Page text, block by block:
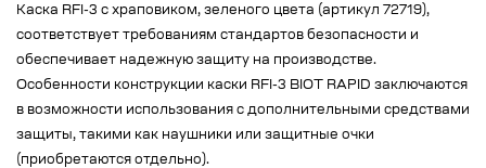
Каска RFI-3 с храповиком, зеленого цвета (артикул 72719),
соответствует требованиям стандартов безопасности и
обеспечивает надежную защиту на производстве.
Особенности конструкции каски RFI-3 BIOT RAPID заключаются
в возможности использования с дополнительными средствами
защиты, такими как наушники или защитные очки
(приобретаются отдельно).